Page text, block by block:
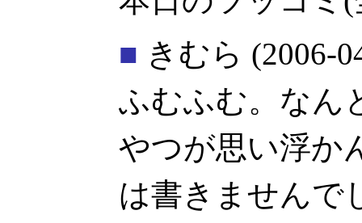
■ きむら (2006-
ふむふむ。なん
やつが思い浮か
は書きませんで